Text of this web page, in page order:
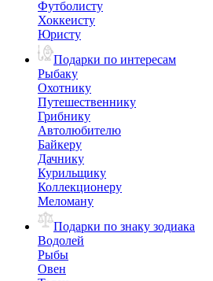
Футболисту
Хоккеисту
Юристу
Подарки по интересам
Рыбаку
Охотнику
Путешественнику
Грибнику
Автолюбителю
Байкеру
Дачнику
Курильщику
Коллекционеру
Меломану
Подарки по знаку зодиака
Водолей
Рыбы
Овен